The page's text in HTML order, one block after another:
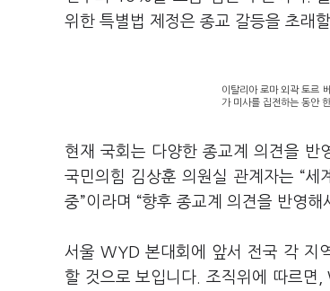
위한 특별법 제정은 종교 갈등을 초래
이탈리아 로마 외곽 토르
가 미사를 집전하는 동안
현재 국회는 다양한 종교계 의견을 반
국민의힘 김상훈 의원실 관계자는 “
중”이라며 “향후 종교계 의견을 반영
서울 WYD 본대회에 앞서 전국 각 지
할 것으로 보입니다. 조직위에 따르면